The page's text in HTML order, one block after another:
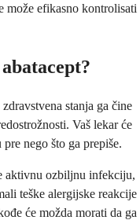
može efikasno kontrolisati
stanja ga čine
Vaš lekar će
nego što ga prepiše.
aktivnu ozbiljnu infekciju,
teške alergijske reakcije
će možda morati da ga